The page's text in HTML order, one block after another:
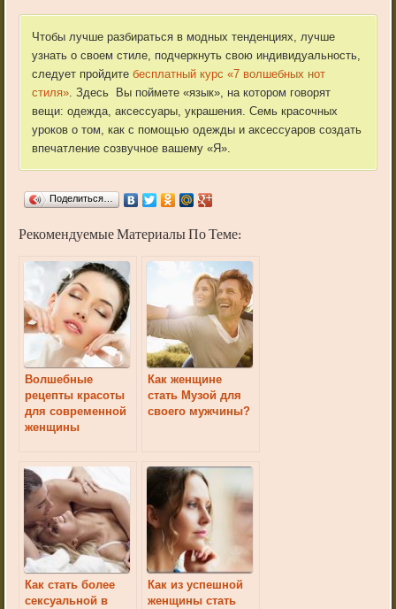
Чтобы лучше разбираться в модных тенденциях, лучше
узнать о своем стиле, подчеркнуть свою индивидуальность,
следует пройдитебесплатный курс «7 волшебных нот
стиля» . Здесь Вы поймете «язык», на котором говорят
вещи: одежда, аксессуары, украшения. Семь красочных
уроков о том, как с помощью одежды и аксессуаров создать
впечатление созвучное вашему «Я».
Поделиться…
Рекомендуемые Материалы По Теме:
Волшебные
рецепты красоты
для современной
женщины
Как женщине
стать Музой для
своего мужчины?
Как стать более
сексуальной в
Как из успешной
женщины стать